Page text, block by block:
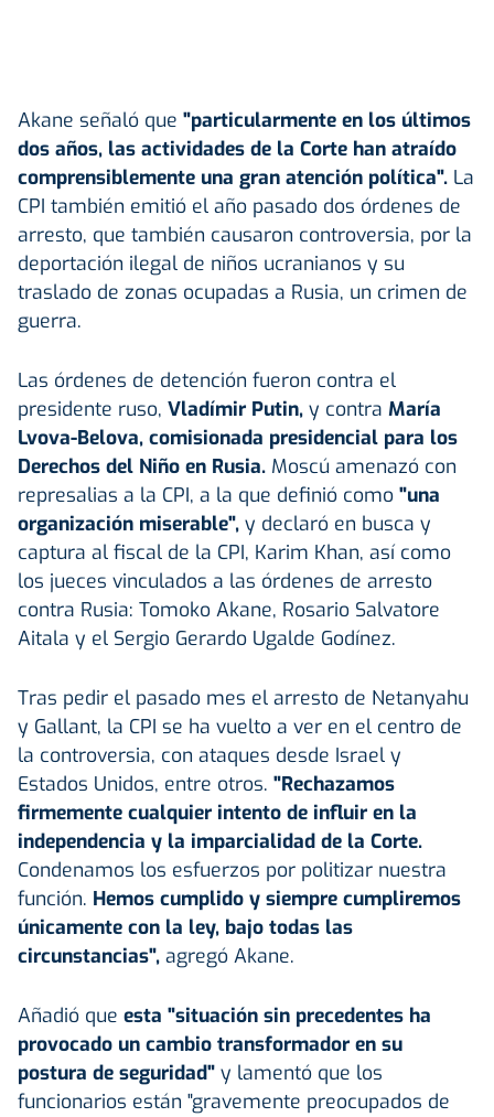
Akane señaló que "particularmente en los últimos
dos años, las actividades de la Corte han atraído
comprensiblemente una gran atención política". La
CPI también emitió el año pasado dos órdenes de
arresto, que también causaron controversia, por la
deportación ilegal de niños ucranianos y su
traslado de zonas ocupadas a Rusia, un crimen de
guerra.
Las órdenes de detención fueron contra el
presidente ruso, Vladímir Putin, y contra María
Lvova-Belova, comisionada presidencial para los
Derechos del Niño en Rusia. Moscú amenazó con
represalias a la CPI, a la que definió como "una
organización miserable", y declaró en busca y
captura al fiscal de la CPI, Karim Khan, así como
los jueces vinculados a las órdenes de arresto
contra Rusia: Tomoko Akane, Rosario Salvatore
Aitala y el Sergio Gerardo Ugalde Godínez.
Tras pedir el pasado mes el arresto de Netanyahu
y Gallant, la CPI se ha vuelto a ver en el centro de
la controversia, con ataques desde Israel y
Estados Unidos, entre otros. "Rechazamos
firmemente cualquier intento de influir en la
independencia y la imparcialidad de la Corte.
Condenamos los esfuerzos por politizar nuestra
función. Hemos cumplido y siempre cumpliremos
únicamente con la ley, bajo todas las
circunstancias", agregó Akane.
Añadió que esta "situación sin precedentes ha
provocado un cambio transformador en su
postura de seguridad" y lamentó que los
funcionarios están "gravemente preocupados de